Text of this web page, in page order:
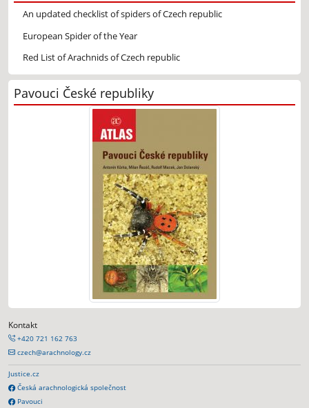
An updated checklist of spiders of Czech republic
European Spider of the Year
Red List of Arachnids of Czech republic
Pavouci České republiky
Kontakt
+420 721 162 763
czech@arachnology.cz
Justice.cz
Česká arachnologická společnost
Pavouci